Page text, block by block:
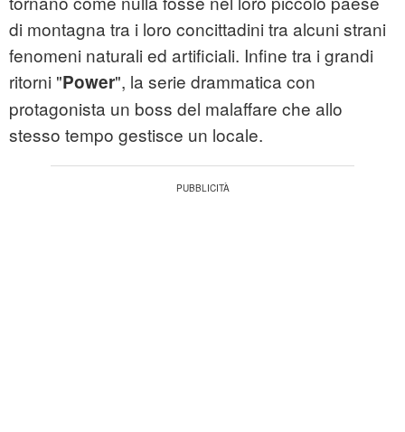
di montagna tra i loro concittadini tra alcuni strani
fenomeni naturali ed artificiali. Infine tra i grandi
ritorni "Power", la serie drammatica con
protagonista un boss del malaffare che allo
stesso tempo gestisce un locale.